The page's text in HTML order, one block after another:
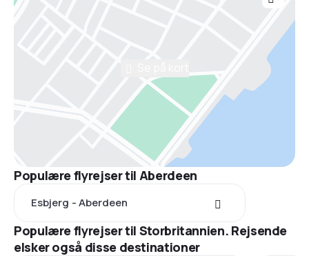
Populære flyrejser til Aberdeen
Esbjerg - Aberdeen
Populære flyrejser til Storbritannien. Rejsende
elsker også disse destinationer